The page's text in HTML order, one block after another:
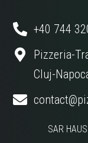
+40 744
Pizzeria-
Cluj-
SAR